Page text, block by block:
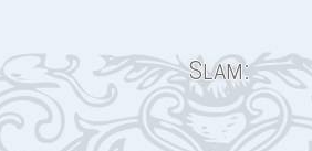
Slam: